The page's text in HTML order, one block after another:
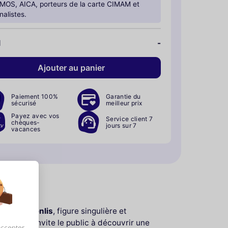
AICA, porteurs de la carte CIMAM et
-
Ajouter au panier
Paiement 100%
sécurisé
Garantie du
meilleur prix
Payez avec vos
chèques-
vacances
Service client 7
jours sur 7
de Senlis, figure singulière et
invite le public à découvrir une